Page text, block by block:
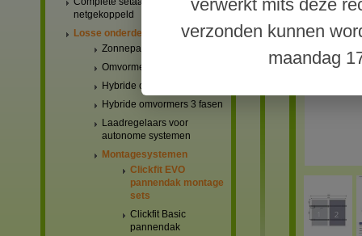
netgekoppeld
Losse onderdelen
Zonnepanelen
Omvormers netgekoppeld
Hybride omvormers 1 fase
Hybride omvormers 3 fasen
Laadregelaars voor
autonome systemen
Montagesystemen
Clickfit EVO
pannendak montage
sets
Clickfit Basic
pannendak
verwerkt mits deze
verzonden kunnen
maandag